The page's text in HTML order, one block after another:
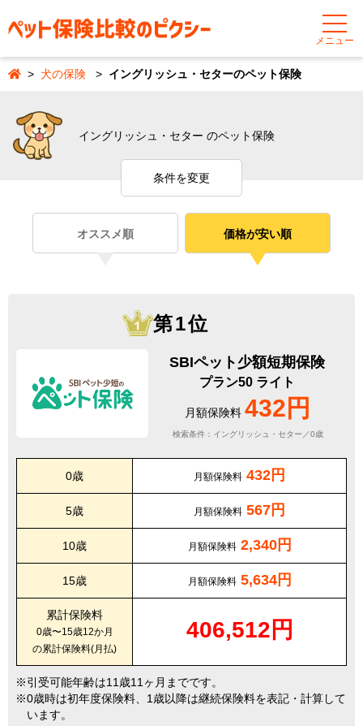
メニュー
犬の保険 イングリッシュ・セターのペット保険
イングリッシュ・セター のペット保険
条件を変更
オススメ順 価格が安い順
第1位
SBIペット少額短期保険
プラン50 ライト
月額保険料 432円
検索条件：イングリッシュ・セター／0歳
0歳 月額保険料 432円
5歳 月額保険料 567円
10歳 月額保険料 2,340円
15歳 月額保険料 5,634円
累計保険料
0歳〜15歳12か月
の累計保険料(月払)
406,512円
引受可能年齢は11歳11ヶ月までです。
0歳時は初年度保険料、1歳以降は継続保険料を表記・計算して
います。